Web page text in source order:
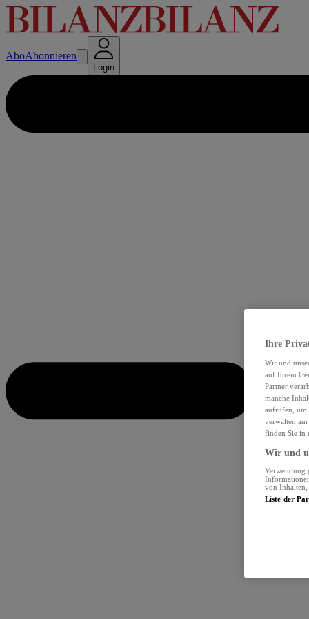
AboAbonnieren
Login
Ihre
Wir und
auf Ihrem
Partner
manche
aufrufen, um
verwalten
finden Sie in
Wir und
Verwendung
von Inhalten,
Liste der